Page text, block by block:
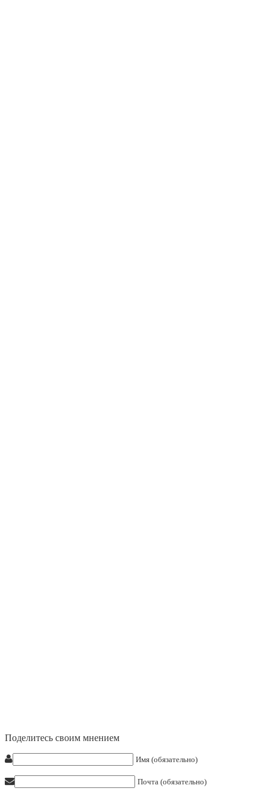
Поделитесь своим мнением
Имя (обязательно)
Почта (обязательно)